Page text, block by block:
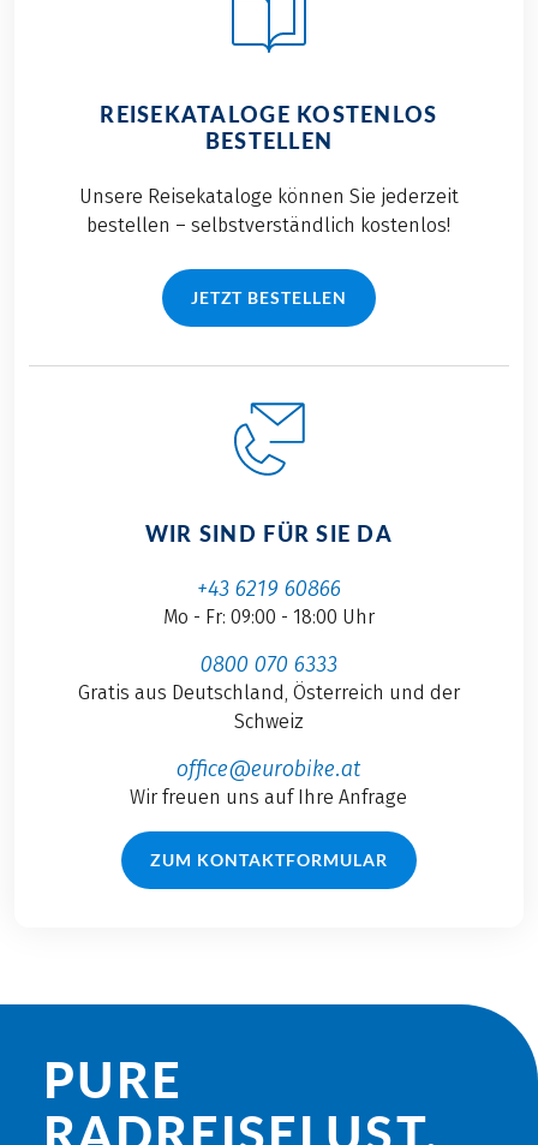
REISEKATALOGE KOSTENLOS
BESTELLEN
Unsere Reisekataloge können Sie jederzeit
bestellen – selbstverständlich kostenlos!
JETZT BESTELLEN
WIR SIND FÜR SIE DA
+43 6219 60866
Mo - Fr: 09:00 - 18:00 Uhr
0800 070 6333
Gratis aus Deutschland, Österreich und der
Schweiz
office@eurobike.at
Wir freuen uns auf Ihre Anfrage
ZUM KONTAKTFORMULAR
PURE